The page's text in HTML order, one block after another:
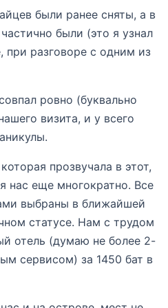
были ранее сняты, а в
были (это я узнал
при разговоре с одним из
ровно (буквально
визита, и у всего
прозвучала в этот,
нас еще многократно. Все
выбраны в ближайшей
статусе. Нам с трудом
отель (думаю не более 2-
сервисом) за 1450 бат в